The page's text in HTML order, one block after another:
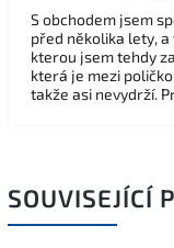
S obchodem jsem
před několika lety, a
kterou jsem tehdy
která je mezi
takže asi nevydrží.
SOUVISEJÍCÍ